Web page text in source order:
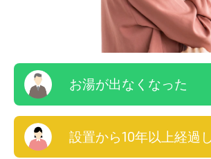
お湯が出なくなった
設置から10年以上経過